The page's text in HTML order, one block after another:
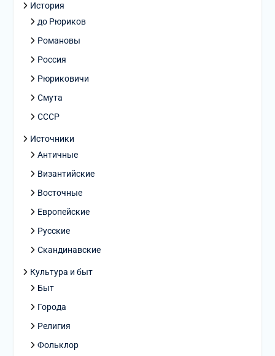
История
до Рюриков
Романовы
Россия
Рюриковичи
Смута
СССР
Источники
Античные
Византийские
Восточные
Европейские
Русские
Скандинавские
Культура и быт
Быт
Города
Религия
Фольклор